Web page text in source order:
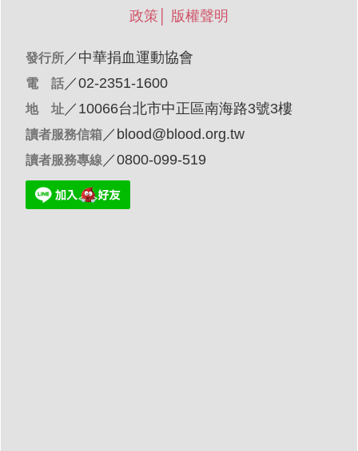
政策
版權聲明
發行所／ 中華捐血運動協會
電 話／02-2351-1600
地 址／10066台北市中正區南海路3號3樓
讀者服務信箱／ blood@blood.org.tw
讀者服務專線 ／0800-099-519